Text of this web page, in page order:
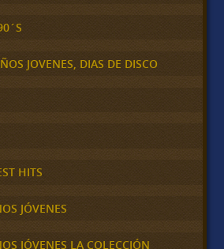
JOVENES, DIAS DE DISCO
HITS
JÓVENES
JÓVENES LA COLECCIÓN